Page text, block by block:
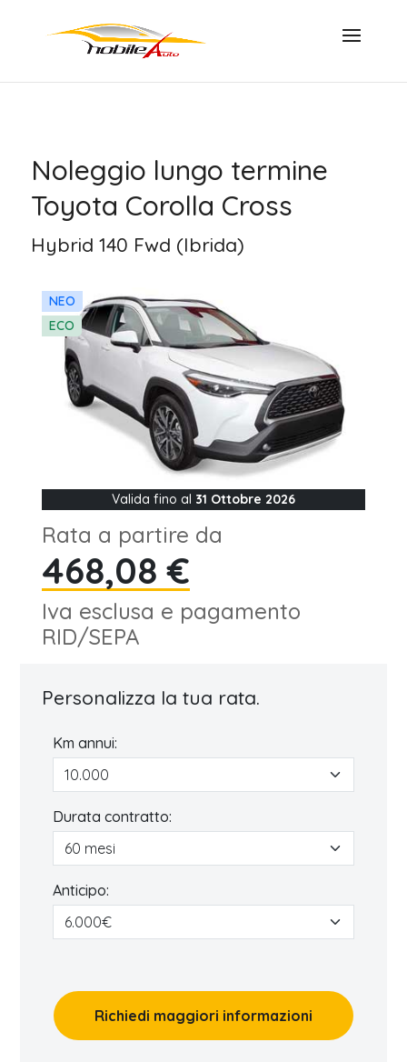
Noleggio lungo termine
Toyota Corolla Cross
Hybrid 140 Fwd (Ibrida)
NEO
ECO
Valida fino al 31 Ottobre 2026
Rata a partire da
468,08 €
Iva esclusa e pagamento
RID/SEPA
Personalizza la tua rata.
Km annui:
Durata contratto:
Anticipo:
Richiedi maggiori informazioni